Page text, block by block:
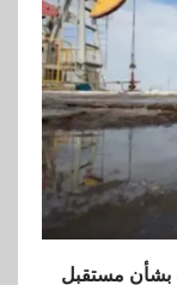
إلكترونية
بشأن مستقبل